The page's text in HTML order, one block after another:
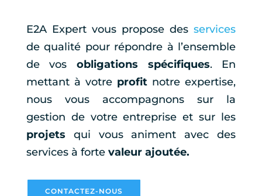
E2A Expert vous propose desservices
de qualité pour répondre à l’ensemble
de vos obligations spécifiques. En
mettant à votre profit notre expertise,
nous vous accompagnons sur la
gestion de votre entreprise et sur les
projets qui vous animent avec des
services à forte valeur ajoutée.
CONTACTEZ-NOUS